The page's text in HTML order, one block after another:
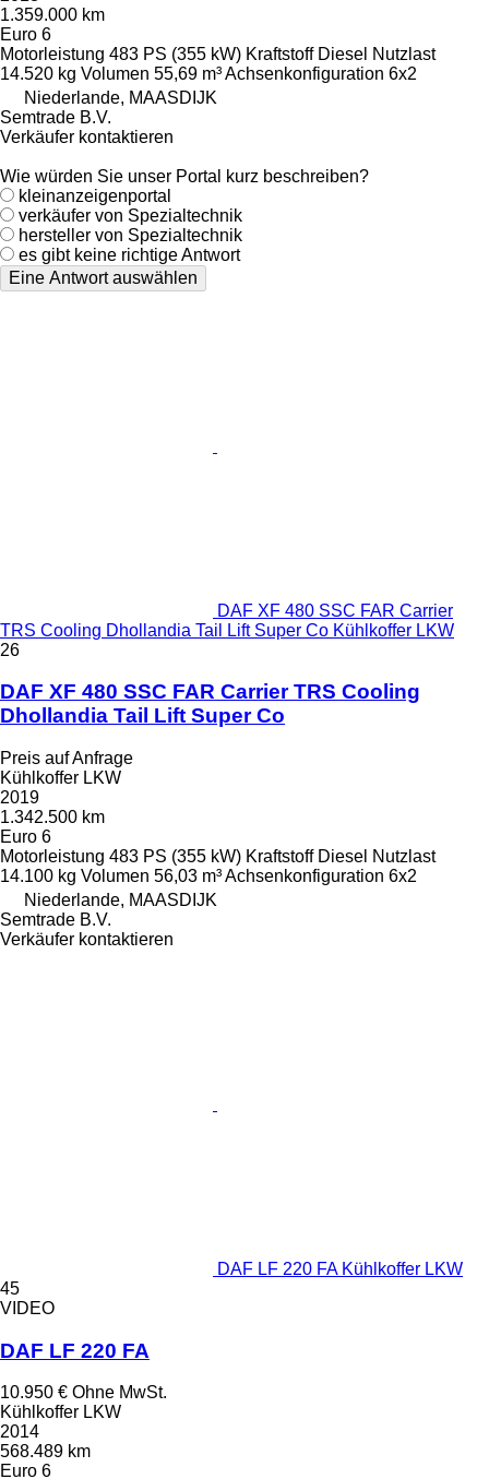
1.359.000 km
Euro 6
Motorleistung 483 PS (355 kW) Kraftstoff Diesel Nutzlast
14.520 kg Volumen 55,69 m³Achsenkonfiguration 6x2
Niederlande, MAASDIJK
Semtrade B.V.
Verkäufer kontaktieren
Wie würden Sie unser Portal kurz beschreiben?
kleinanzeigenportal
verkäufer von Spezialtechnik
hersteller von Spezialtechnik
es gibt keine richtige Antwort
Eine Antwort auswählen
DAF XF 480 SSC FAR Carrier
TRS Cooling Dhollandia Tail Lift Super Co Kühlkoffer LKW
26
DAF XF 480 SSC FAR Carrier TRS Cooling
Dhollandia Tail Lift Super Co
Preis auf Anfrage
Kühlkoffer LKW
2019
1.342.500 km
Euro 6
Motorleistung 483 PS (355 kW) Kraftstoff Diesel Nutzlast
14.100 kg Volumen 56,03 m³Achsenkonfiguration 6x2
Niederlande, MAASDIJK
Semtrade B.V.
Verkäufer kontaktieren
DAF LF 220 FA Kühlkoffer LKW
45
VIDEO
DAF LF 220 FA
10.950 € Ohne MwSt.
Kühlkoffer LKW
2014
568.489 km
Euro 6